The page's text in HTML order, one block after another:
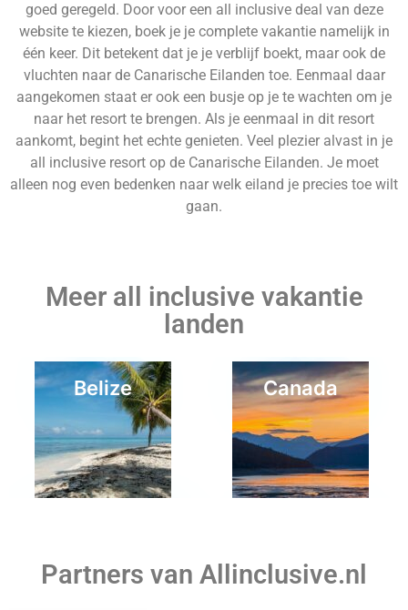
goed geregeld. Door voor een all inclusive deal van deze
website te kiezen, boek je je complete vakantie namelijk in
één keer. Dit betekent dat je je verblijf boekt, maar ook de
vluchten naar de Canarische Eilanden toe. Eenmaal daar
aangekomen staat er ook een busje op je te wachten om je
naar het resort te brengen. Als je eenmaal in dit resort
aankomt, begint het echte genieten. Veel plezier alvast in je
all inclusive resort op de Canarische Eilanden. Je moet
alleen nog even bedenken naar welk eiland je precies toe wilt
gaan.
Meer all inclusive vakantie
landen
Belize Canada
Partners van Allinclusive.nl